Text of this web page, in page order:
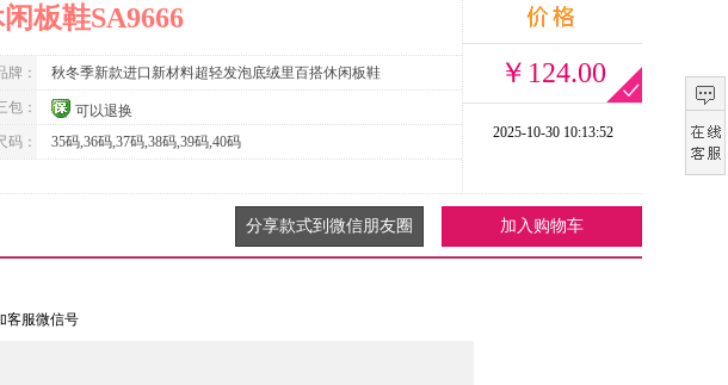
板鞋SA9666
￥124.00
2025-10-30 10:13:52
牌： 秋冬季新款进口新材料超轻发泡底绒里百搭休闲板鞋
包：
可以退换
码： 35码,36码,37码,38码,39码,40码
加入购物车
分享款式到微信朋友圈